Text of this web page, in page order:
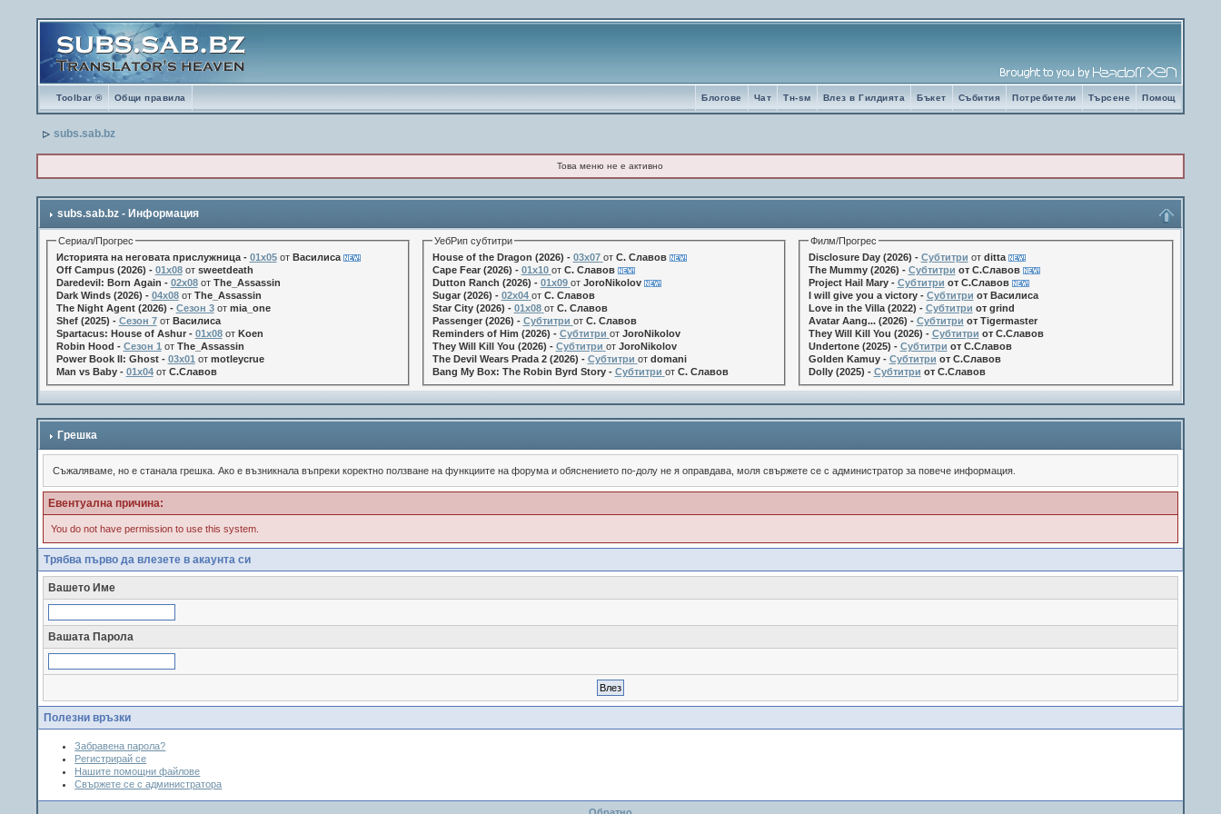
Toolbar ® Общи правила Помощ
Търсене
Потребители
Събития
Бъкет
Влез в Гилдията
Tн-sм
Чат
Блогове
subs.sab.bz
Това меню не е активно
subs.sab.bz - Информация
Сериал/Прогрес
Историята на неговата прислужница - 01х05от Василиса
Off Campus (2026) - 01x08от sweetdeath
Daredevil: Born Again - 02x08от The_Assassin
Dark Winds (2026) - 04x08от The_Assassin
The Night Agent (2026) - Сезон 3от mia_one
Shef (2025) - Сезон 7от Василиса
Spartacus: House of Ashur - 01x08от Koen
Robin Hood - Сезон 1 от The_Assassin
Power Book II: Ghost - 03x01 от motleycrue
Man vs Baby - 01x04от С.Славов
УебРип субтитри
House of the Dragon (2026) - 03x07 от С. Славов
Cape Fear (2026) - 01x10 от С. Славов
Dutton Ranch (2026) - 01x09 от JoroNikolov
Sugar (2026) - 02x04 от С. Славов
Star City (2026) - 01x08 от С. Славов
Passenger (2026) - Субтитри от С. Славов
Reminders of Him (2026) - Субтитри от JoroNikolov
They Will Kill You (2026) - Субтитри от JoroNikolov
The Devil Wears Prada 2 (2026) - Субтитри от domani
Bang My Box: The Robin Byrd Story - Субтитри от С. Славов
Филм/Прогрес
Disclosure Day (2026) - Субтитри от ditta
The Mummy (2026) - Субтитри от С.Славов
Project Hail Mary - Субтитри от С.Славов
I will give you a victory - Субтитри от Василиса
Love in the Villa (2022) - Субтитри от grind
Avatar Aang... (2026) - Субтитри от Tigermaster
They Will Kill You (2026) - Субтитри от С.Славов
Undertone (2025) - Субтитри от С.Славов
Golden Kamuy - Субтитри от С.Славов
Dolly (2025) - Субтитри от С.Славов
Грешка
Съжалявамe, но е станала грешка. Ако е възникнала въпреки коректно ползване на функциите на форума и обяснението по-долу не я оправдава, моля свържете се с администратор за повече информация.
Евентуална причина:
You do not have permission to use this system.
Трябва първо да влезете в акаунта си
Вашето Име
Вашата Парола
Полезни връзки
Забравена парола?
Регистрирай се
Нашите помощни файлове
Свържете се с администратора